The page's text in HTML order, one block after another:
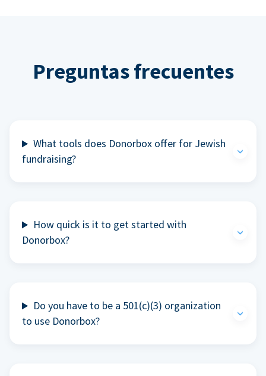
Preguntas frecuentes
What tools does Donorbox offer for Jewish
fundraising?
How quick is it to get started with
Donorbox?
Do you have to be a 501(c)(3) organization
to use Donorbox?